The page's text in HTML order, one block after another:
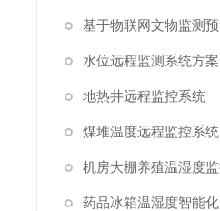
水位远程监测系统方案
地热井远程监控系统
煤堆温度远程监控系统